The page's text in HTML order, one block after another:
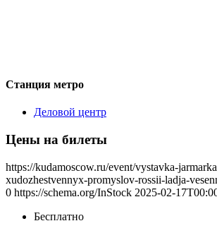
Станция метро
Деловой центр
Цены на билеты
https://kudamoscow.ru/event/vystavka-
xudozhestvennyx-promyslov-rossii-ladja-
0 https://schema.org/InStock 2025-02-
Бесплатно